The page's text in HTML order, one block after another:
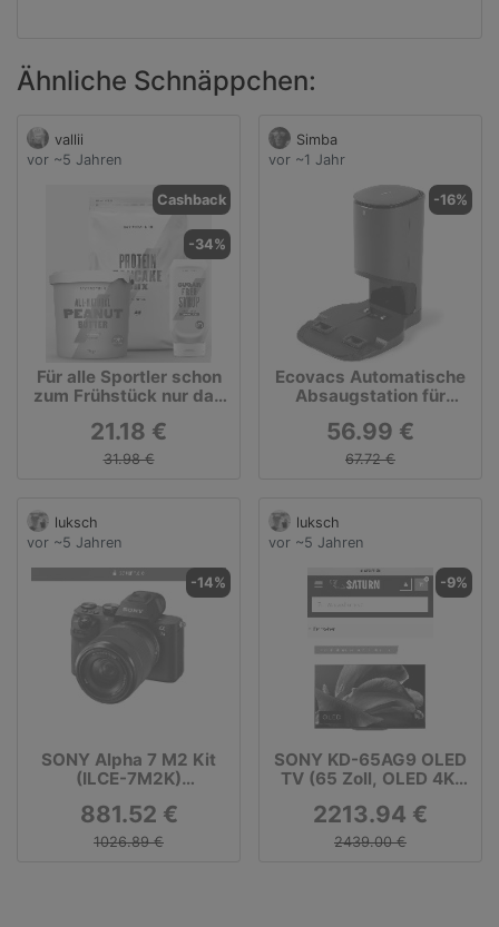
Ähnliche Schnäppchen:
vallii
vor ~5 Jahren
Cashback
-34%
Für alle Sportler schon
zum Frühstück nur das
Proteinpfannkuchen-
Mischung
21.18 €
31.98 €
Simba
vor ~1 Jahr
-16%
Ecovacs Automatische
Absaugstation für
CH1918
56.99 €
67.72 €
luksch
vor ~5 Jahren
-14%
SONY Alpha 7 M2 Kit
(ILCE-7M2K)
Megapixel mit Objektiv
28-70 mm, 7,6 cm
Display, WLAN mit
881.52 €
1026.89 €
luksch
vor ~5 Jahren
-9%
SONY KD-65AG9 OLED
TV (65 Zoll, OLED 4K,
2213.94 €
2439.00 €